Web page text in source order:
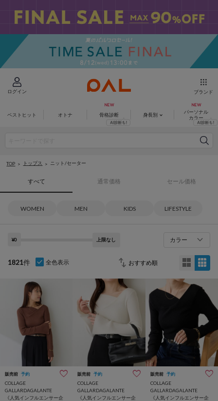
ログイン ブランド
ベストヒット オトナ 骨格診断 身長別
パーソナル
カラー
TOP トップス ニット/セーター
すべて 通常価格 セール価格
WOMEN MEN KIDS LIFESTYLE
¥0 上限なし カラー
1821件 全色表示
販売前 予約
COLLAGE
GALLARDAGALANTE
《人気インフルエンサー企
販売前 予約
COLLAGE
GALLARDAGALANTE
《人気インフルエンサー企
販売前 予約
COLLAGE
GALLARDAGALANTE
《人気インフルエンサー企